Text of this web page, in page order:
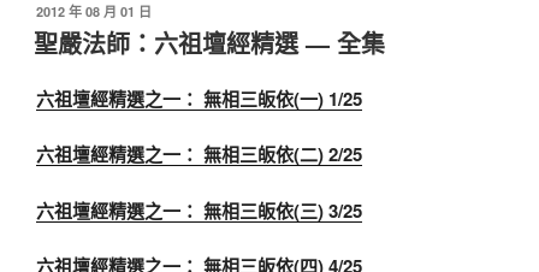
發
佈
於
2012 年 08 月 01 日
聖嚴法師：六祖壇經精選 — 全集
六祖壇經精選之一： 無相三皈依(一) 1/25
六祖壇經精選之一： 無相三皈依(二) 2/25
六祖壇經精選之一： 無相三皈依(三) 3/25
六祖壇經精選之一： 無相三皈依(四) 4/25